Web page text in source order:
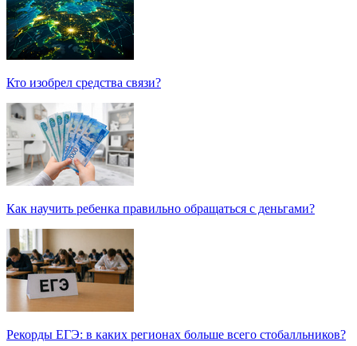
Кто изобрел средства связи?
Как научить ребенка правильно обращаться с деньгами?
Рекорды ЕГЭ: в каких регионах больше всего стобалльников?